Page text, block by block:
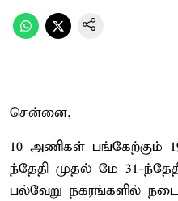
சென்னை,
10 அணிகள் பங்கேற்கும்
ந்தேதி முதல் மே 31-
பல்வேறு நகரங்களில்